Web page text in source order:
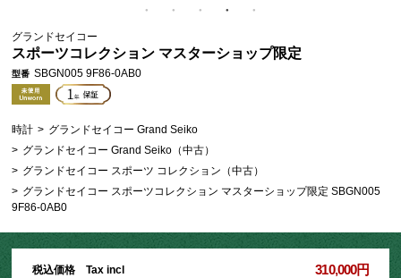
グランドセイコー
スポーツコレクション マスターショップ限定
型番 SBGN005 9F86-0AB0
時計 > グランドセイコー Grand Seiko
> グランドセイコー Grand Seiko（中古）
> グランドセイコー スポーツ コレクション（中古）
> グランドセイコー スポーツコレクション マスターショップ限定 SBGN005
9F86-0AB0
税込価格 Tax incl 310,000円